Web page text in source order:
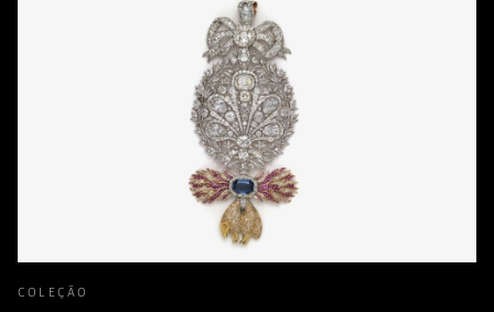
COLEÇÃO